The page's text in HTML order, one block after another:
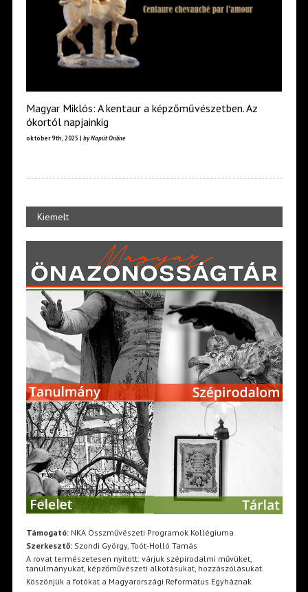
Magyar Miklós: A kentaur a képzőművészetben. Az
ókortól napjainkig
október 9th, 2025 | by Napút Online
Kiemelt
Támogató:NKA Összművészeti Programok Kollégiuma
Szerkesztő:Szondi György, Toót-Holló Tamás
A rovat természetesen nyitott: várjuk szépirodalmi művüket,
tanulmányukat, képzőművészeti alkotásukat, hozzászólásukat.
Köszönjük a fotókat a Magyarországi Református Egyháznak